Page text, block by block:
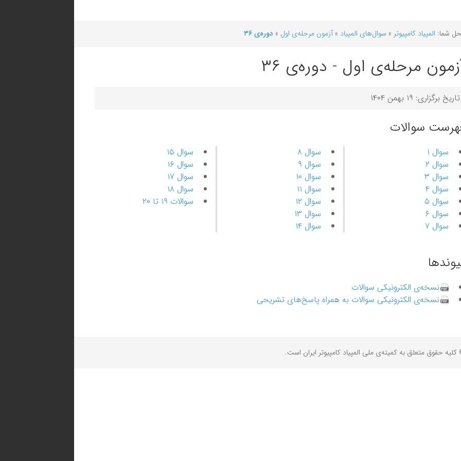
شما: المپیاد کامپیوتر » سوال‌های المپیاد »آزمون مرحله‌ی اول » دوره‌ی ۳۶
مرحله‌ی اول - دوره‌ی ۳۶
تاریخ برگزاری: ۱۹ بهمن ۱۴۰۴
سوالات
سوال ۱
سوال ۲
سوال ۳
سوال ۴
سوال ۵
سوال ۶
سوال ۷
سوال ۸
سوال ۹
سوال ۱۰
سوال ۱۱
سوال ۱۲
سوال ۱۳
سوال ۱۴
سوال ۱۵
سوال ۱۶
سوال ۱۷
سوال ۱۸
سوالات ۱۹ تا ۲۰
نسخه‌ی الکترونیکی سوالات
نسخه‌ی الکترونیکی سوالات به همراه پاسخ‌های تشریحی
حقوق متعلق به کمیته‌ی ملی المپیاد کامپیوتر ایران است.